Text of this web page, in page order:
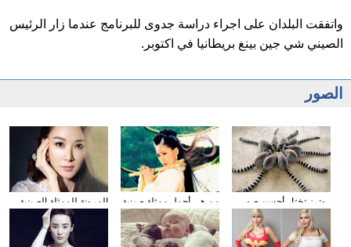
واتفقت البلدان على اجراء دراسة جدوى للبرنامج عندما زار الرئيس
الصيني شي جين بينغ بريطانيا في اكتوبر.
الصور
المرونة للممثلة الصينية
شياو تشيانغ تدهش
الجماهير
من هي أجمل ممثلة صينية
مرتدية الأزياء القديمة؟
روترز تختار أحسن صور
الحيوانات لعام 2015